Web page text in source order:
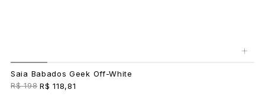
+
Saia Babados Geek Off-White
R$ 198 R$ 118,81